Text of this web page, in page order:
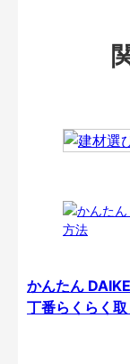
かんたん
丁番らくらく